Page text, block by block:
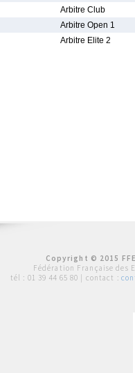
Arbitre Club
Arbitre Open 1
Arbitre Elite 2
Copyright © 2015
Fédération Française des
tél : 01 39 44 65 80 | contact :